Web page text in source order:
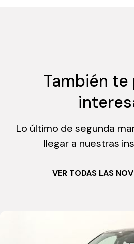
También te
Lo último de segunda
llegar a nuestras
VER TODAS LAS